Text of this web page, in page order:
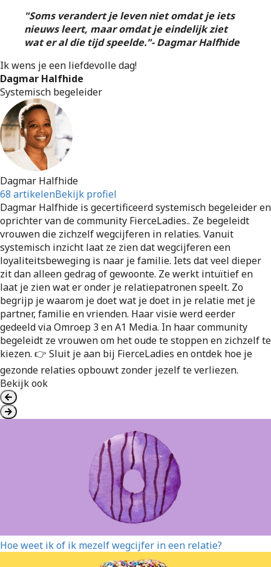
"Soms verandert je leven niet omdat je iets
nieuws leert, maar omdat je eindelijk ziet
wat er al die tijd speelde."- Dagmar Halfhide
Ik wens je een liefdevolle dag!
Dagmar Halfhide
Systemisch begeleider
Dagmar Halfhide
68 artikelenBekijk profiel
Dagmar Halfhide is gecertificeerd systemisch begeleider en
oprichter van de community FierceLadies.. Ze begeleidt
vrouwen die zichzelf wegcijferen in relaties. Vanuit
systemisch inzicht laat ze zien dat wegcijferen een
loyaliteitsbeweging is naar je familie. Iets dat veel dieper
zit dan alleen gedrag of gewoonte. Ze werkt intuïtief en
laat je zien wat er onder je relatiepatronen speelt. Zo
begrijp je waarom je doet wat je doet in je relatie met je
partner, familie en vrienden. Haar visie werd eerder
gedeeld via Omroep 3 en A1 Media. In haar community
begeleidt ze vrouwen om het oude te stoppen en zichzelf te
kiezen. 👉 Sluit je aan bij FierceLadies en ontdek hoe je
gezonde relaties opbouwt zonder jezelf te verliezen.
Bekijk ook
Hoe weet ik of ik mezelf wegcijfer in een relatie?